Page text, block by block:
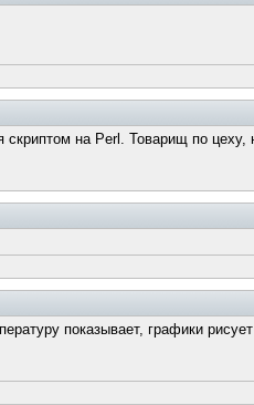
на Perl. Товарищ по
показывает, графики